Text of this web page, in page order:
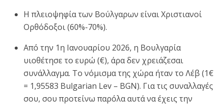
Η πλειοψηφία των Βούλγαρων είναι Χριστιανοί
Ορθόδοξοι (60%-70%).
Από την 1η Ιανουαρίου 2026, η Βουλγαρία
υιοθέτησε το ευρώ (€), άρα δεν χρειάζεσαι
συνάλλαγμα. Το νόμισμα της χώρα ήταν το Λέβ (1€
= 1,95583 Bulgarian Lev – BGN). Για τις συναλλαγές
σου, σου προτείνω παρόλα αυτά να έχεις την